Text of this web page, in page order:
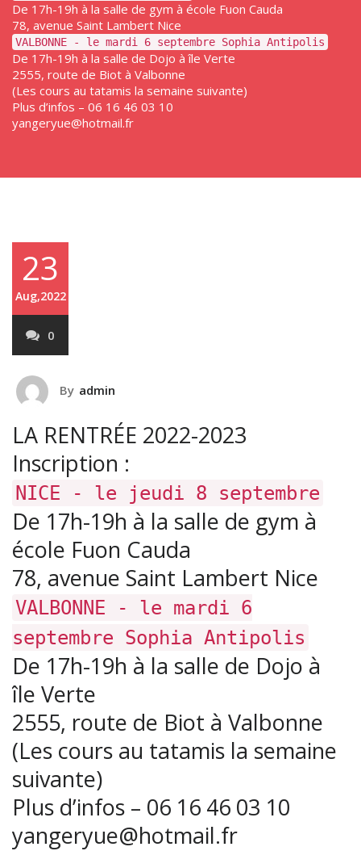
De 17h-19h à la salle de gym à école Fuon Cauda
78, avenue Saint Lambert Nice
VALBONNE - le mardi 6 septembre Sophia Antipolis
De 17h-19h à la salle de Dojo à île Verte
2555, route de Biot à Valbonne
(Les cours au tatamis la semaine suivante)
Plus d’infos – 06 16 46 03 10
yangeryue@hotmail.fr
23
Aug,2022
0
By admin
LA RENTRÉE 2022-2023
Inscription :
NICE - le jeudi 8 septembre
De 17h-19h à la salle de gym à
école Fuon Cauda
78, avenue Saint Lambert Nice
VALBONNE - le mardi 6
septembre Sophia Antipolis
De 17h-19h à la salle de Dojo à
île Verte
2555, route de Biot à Valbonne
(Les cours au tatamis la semaine
suivante)
Plus d’infos – 06 16 46 03 10
yangeryue@hotmail.fr